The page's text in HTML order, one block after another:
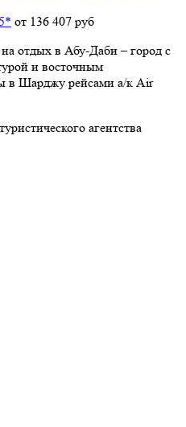
от 136 407 руб
отдых в Абу-Даби – город с
и восточным
в Шарджу рейсами а/к Air
агентства